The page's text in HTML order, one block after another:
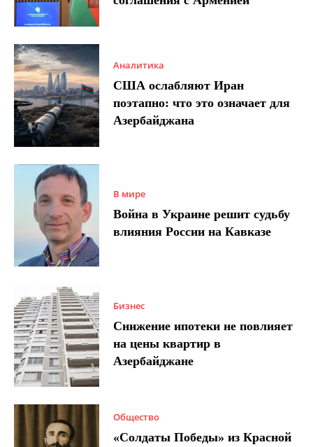
Аналитика
США ослабляют Иран
поэтапно: что это означает для
Азербайджана
В мире
Война в Украине решит судьбу
влияния России на Кавказе
Бизнес
Снижение ипотеки не повлияет
на цены квартир в
Азербайджане
Общество
«Солдаты Победы» из Красной